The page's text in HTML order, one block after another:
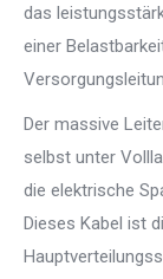
das
einer
Der massive
selbst unter
die elektrische
Dieses Kabel ist